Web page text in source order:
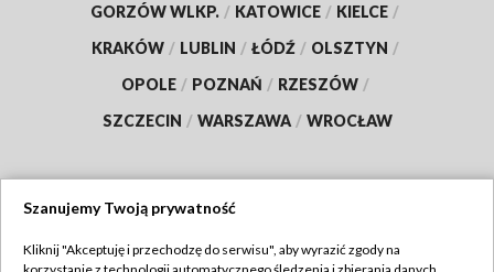
GORZÓW WLKP. / KATOWICE / KIELCE /
KRAKÓW / LUBLIN / ŁÓDŹ / OLSZTYN /
OPOLE / POZNAŃ / RZESZÓW /
SZCZECIN / WARSZAWA / WROCŁAW
Szanujemy Twoją prywatność
Kliknij "Akceptuję i przechodzę do serwisu", aby wyrazić zgody na